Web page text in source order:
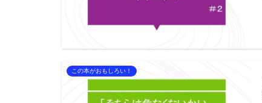
この本がおもしろい！